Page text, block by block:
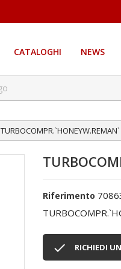
CATALOGHI NEWS
Riferimento
 RICHIEDI